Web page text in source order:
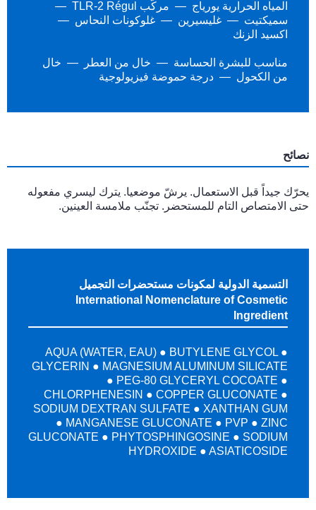
المياه الحرارية يورياج
مركّب TLR-2 Régul
سميكتيت
غليسيرين
غلوكونات النحاس
اكسيد الزنك
مناسب للبشرة الحساسة خال من العطر
خال
من الكحول
درجة حموضة فيزيولوجية
نصائح
يحرّك جيداً قبل الاستعمال. يرشّ موضعيا. يترك ليسري مفعوله
حتى الامتصاص التام للمستحضر. تجنّب ملامسة العينين.
التسمية الدولية لمكونات مستحضرات التجميل
International Nomenclature of Cosmetic
Ingredient
AQUA (WATER, EAU) ● BUTYLENE GLYCOL ●
GLYCERIN ● MAGNESIUM ALUMINUM SILICATE
● PEG-80 GLYCERYL COCOATE ●
CHLORPHENESIN ● COPPER GLUCONATE ●
SODIUM DEXTRAN SULFATE ● XANTHAN GUM
● MANGANESE GLUCONATE ● PVP ● ZINC
GLUCONATE ● PHYTOSPHINGOSINE ● SODIUM
HYDROXIDE ● ASIATICOSIDE